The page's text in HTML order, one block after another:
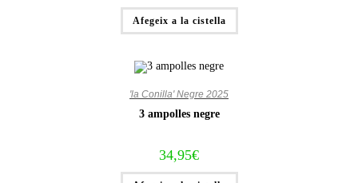
Afegeix a la cistella
'la Conilla' Negre 2025
3 ampolles negre
34,95€